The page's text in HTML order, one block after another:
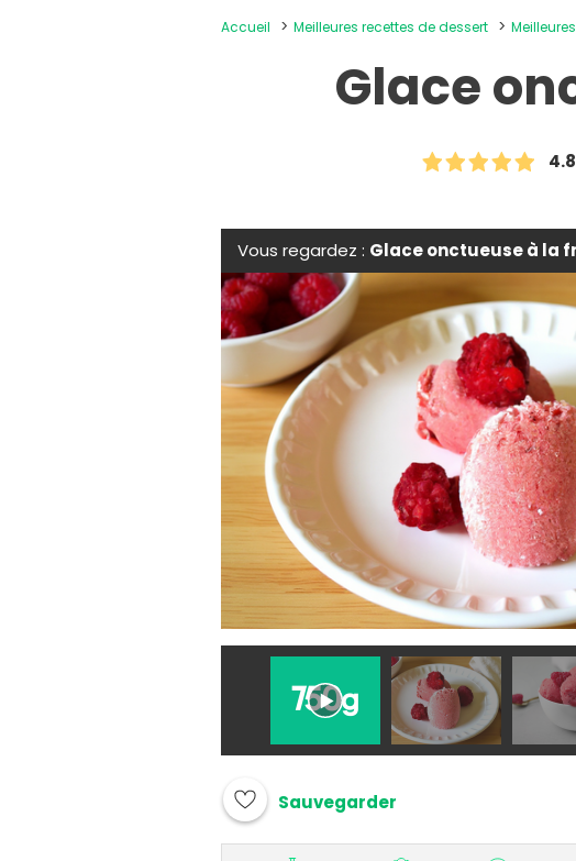
Accueil Meilleures recettes de dessert
Glace
4.8
Vous regardez : Glace onctueuse à la
Sauvegarder